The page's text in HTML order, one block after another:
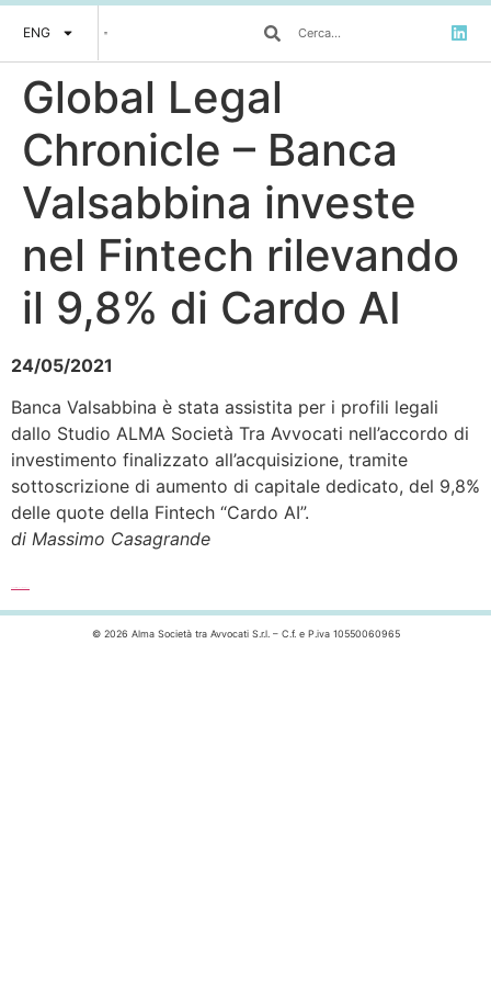
ENG
Global Legal
Chronicle – Banca
Valsabbina investe
nel Fintech rilevando
il 9,8% di Cardo AI
24/05/2021
Banca Valsabbina è stata assistita per i profili legali
dallo Studio ALMA Società Tra Avvocati nell’accordo di
investimento finalizzato all’acquisizione, tramite
sottoscrizione di aumento di capitale dedicato, del 9,8%
delle quote della Fintech “Cardo AI”.
di Massimo Casagrande
© 2026 Alma Società tra Avvocati S.r.l. – C.f. e P.iva 10550060965